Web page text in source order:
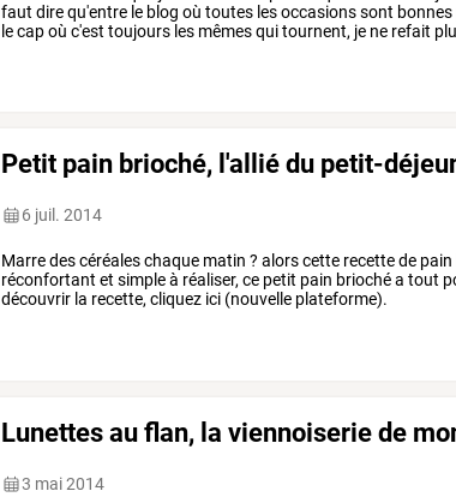
faut direqu'entre le blog où toutes lesoccasionssont bonnes
lecapoù c'est toujours les mêmesquitournent, je ne refait
Petit pain brioché, l'allié du petit-
6 juil. 2014
Marre des céréales chaque matin ? alors cette recette de
réconfortant et simple à réaliser, ce petit pain brioché a tout
découvrir la recette, cliquez ici (nouvelle plateforme).
Lunettes au flan, la viennoiserie de
3 mai 2014